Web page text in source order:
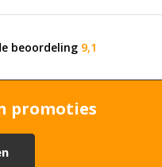
beoordeling 9,1
promoties